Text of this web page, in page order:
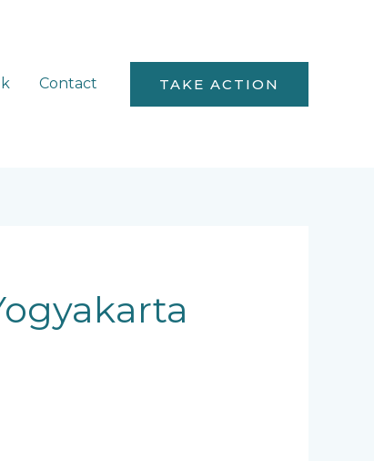
Contact TAKE ACTION